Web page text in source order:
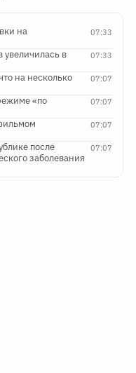
07:33
на
07:33
увеличилась в
07:07
на несколько
07:07
«по
07:07
07:07
после
заболевания